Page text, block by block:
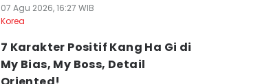
07 Agu 2026, 16:27 WIB
Korea
7 Karakter Positif Kang Ha Gi di
My Bias, My Boss, Detail